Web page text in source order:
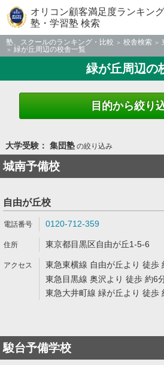
オリコン顧客満足度ランキング
塾・学習塾 検索
塾、スクールのランキング・比較 校舎検索
緑が丘周辺の校舎一覧
緑が丘周辺の
目的から絞り
大学受験： 集団塾の絞り込み
城南予備校
自由が丘校
0120-712-359
東京都目黒区自由が丘1-5-6
東急東横線 自由が丘より 徒歩
東急目黒線 奥沢より 徒歩 約6
東急大井町線 緑が丘より 徒歩
駿台予備学校